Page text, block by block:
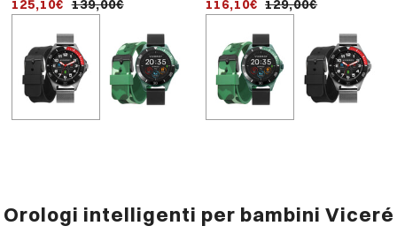
milanese ip grigio e
silicone nero
125,10€ 139,00€
silicone nero e cinturino
mimetica verde
116,10€ 129,00€
silicone nero e cinturino
mimetica verde
116,10€ 129,00€
Orologi intelligenti per bambini Viceré